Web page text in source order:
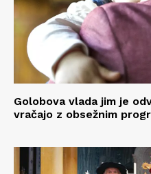
Golobova vlada jim je
vračajo z obsežnim